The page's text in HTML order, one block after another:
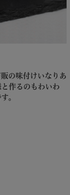
の味付けいなりあ
作るのもわいわ
。